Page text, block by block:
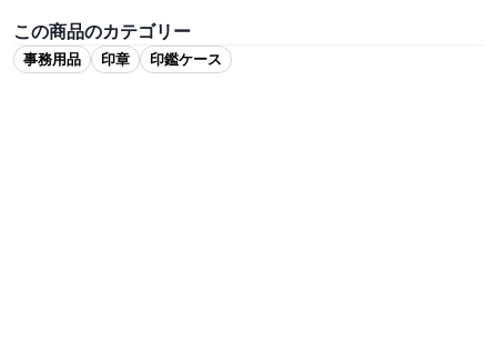
この商品のカテゴリー
事務用品 印章 印鑑ケース